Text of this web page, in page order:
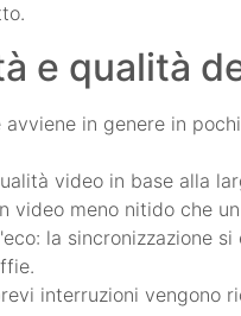
e qualità
avviene in genere in
video in base alla
video meno nitido che
la sincronizzazione
interruzioni vengono